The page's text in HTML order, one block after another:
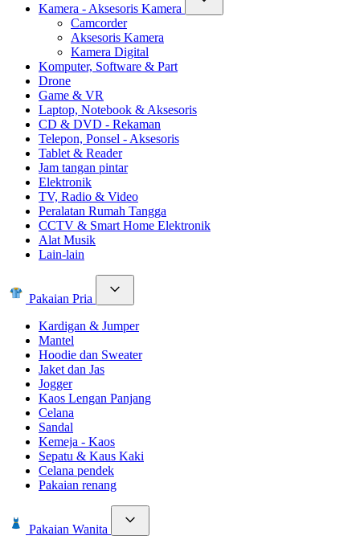
Kamera - Aksesoris Kamera
Camcorder
Aksesoris Kamera
Kamera Digital
Komputer, Software & Part
Drone
Game & VR
Laptop, Notebook & Aksesoris
CD & DVD - Rekaman
Telepon, Ponsel - Aksesoris
Tablet & Reader
Jam tangan pintar
Elektronik
TV, Radio & Video
Peralatan Rumah Tangga
CCTV & Smart Home Elektronik
Alat Musik
Lain-lain
Pakaian Pria
Kardigan & Jumper
Mantel
Hoodie dan Sweater
Jaket dan Jas
Jogger
Kaos Lengan Panjang
Celana
Sandal
Kemeja - Kaos
Sepatu & Kaus Kaki
Celana pendek
Pakaian renang
Pakaian Wanita